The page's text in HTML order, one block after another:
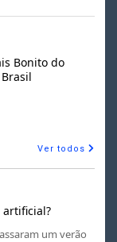
Bonito do
Ver todos
um verão